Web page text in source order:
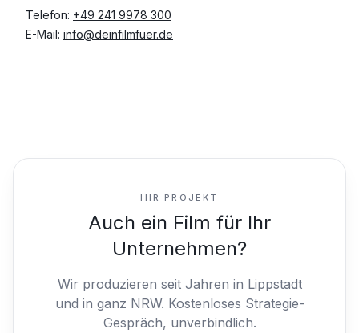
Telefon: +49 241 9978 300
E-Mail: info@deinfilmfuer.de
IHR PROJEKT
Auch ein Film für Ihr
Unternehmen?
Wir produzieren seit Jahren in Lippstadt
und in ganz NRW. Kostenloses Strategie-
Gespräch, unverbindlich.